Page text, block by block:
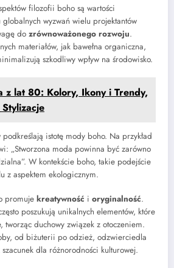
filozofii boho są wartości
wyzwań wielu projektantów
do zrównoważonego rozwoju.
materiałów, jak bawełna organiczna,
szkodliwy wpływ na środowisko.
z lat 80: Kolory, Ikony i Trendy,
podkreślają istotę mody boho. Na przykład
„Stworzona moda powinna być zarówno
W kontekście boho, takie podejście
z aspektem ekologicznym.
promuje kreatywność i oryginalność.
poszukują unikalnych elementów, które
duchowy związek z otoczeniem.
od biżuterii po odzież, odzwierciedla
dla różnorodności kulturowej.